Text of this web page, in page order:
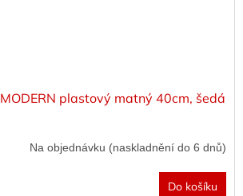
plastový matný 40cm, šedá
Na objednávku (naskladnění do 6 dnů)
Do košíku